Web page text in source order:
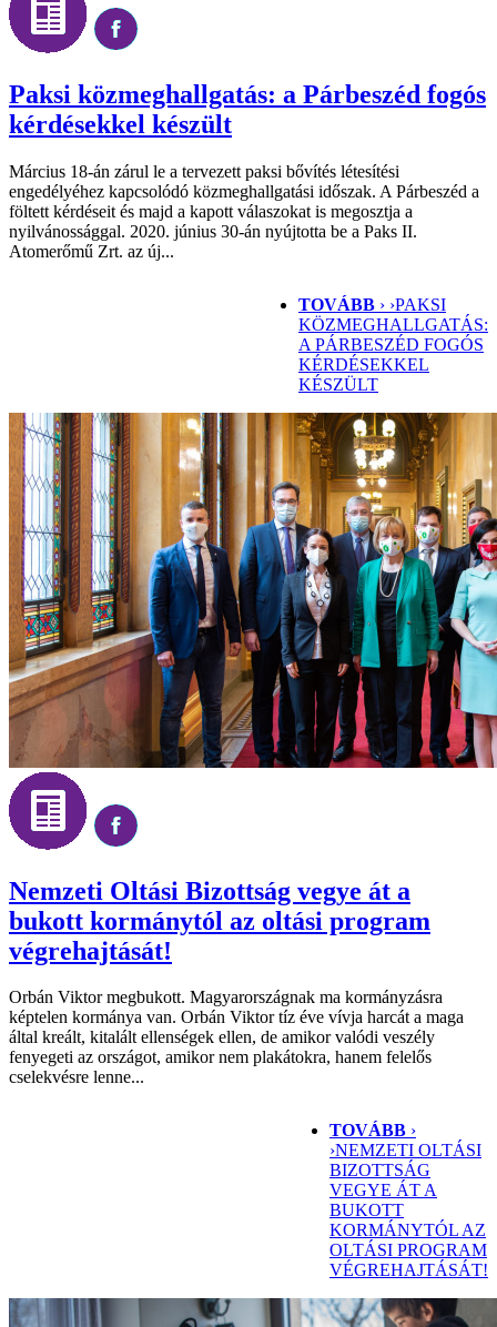
Paksi közmeghallgatás: a Párbeszéd fogós
kérdésekkel készült
Március 18-án zárul le a tervezett paksi bővítés létesítési
engedélyéhez kapcsolódó közmeghallgatási időszak. A Párbeszéd a
föltett kérdéseit és majd a kapott válaszokat is megosztja a
nyilvánossággal. 2020. június 30-án nyújtotta be a Paks II.
Atomerőmű Zrt. az új...
TOVÁBB › ›PAKSI
KÖZMEGHALLGATÁS:
A PÁRBESZÉD FOGÓS
KÉRDÉSEKKEL
KÉSZÜLT
Nemzeti Oltási Bizottság vegye át a
bukott kormánytól az oltási program
végrehajtását!
Orbán Viktor megbukott. Magyarországnak ma kormányzásra
képtelen kormánya van. Orbán Viktor tíz éve vívja harcát a maga
által kreált, kitalált ellenségek ellen, de amikor valódi veszély
fenyegeti az országot, amikor nem plakátokra, hanem felelős
cselekvésre lenne...
TOVÁBB ›
›NEMZETI OLTÁSI
BIZOTTSÁG
VEGYE ÁT A
BUKOTT
KORMÁNYTÓL AZ
OLTÁSI PROGRAM
VÉGREHAJTÁSÁT!